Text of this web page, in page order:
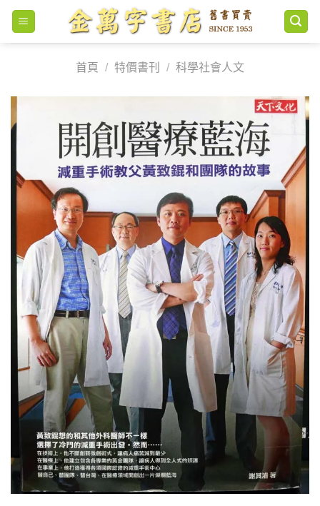
Skip
content
首頁
/ 特價書刊 / 科學社會人文